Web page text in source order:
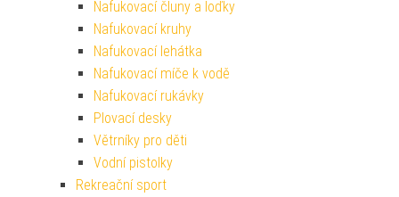
Nafukovací čluny a loďky
Nafukovací kruhy
Nafukovací lehátka
Nafukovací míče k vodě
Nafukovací rukávky
Plovací desky
Větrníky pro děti
Vodní pistolky
Rekreační sport